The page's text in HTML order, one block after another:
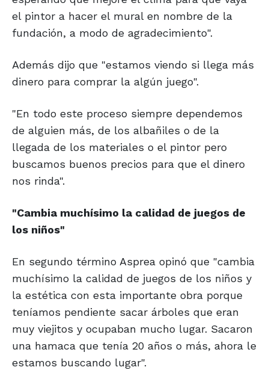
el pintor a hacer el mural en nombre de la
fundación, a modo de agradecimiento".
Además dijo que "estamos viendo si llega más
dinero para comprar la algún juego".
"En todo este proceso siempre dependemos
de alguien más, de los albañiles o de la
llegada de los materiales o el pintor pero
buscamos buenos precios para que el dinero
nos rinda".
"Cambia muchísimo la calidad de juegos de
los niños"
En segundo término Asprea opinó que "cambia
muchísimo la calidad de juegos de los niños y
la estética con esta importante obra porque
teníamos pendiente sacar árboles que eran
muy viejitos y ocupaban mucho lugar. Sacaron
una hamaca que tenía 20 años o más, ahora le
estamos buscando lugar".